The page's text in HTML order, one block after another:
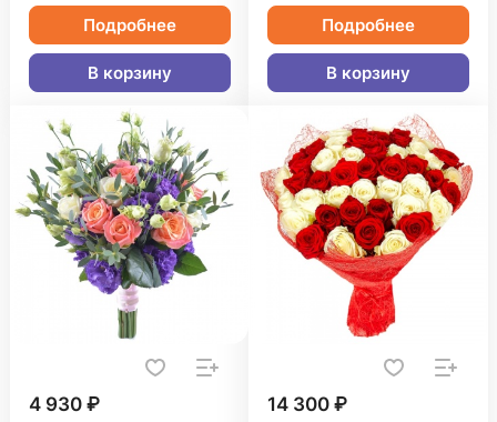
Подробнее
В корзину
Подробнее
В корзину
4 930 ₽ 14 300 ₽